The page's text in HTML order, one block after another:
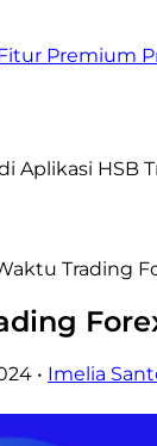
Premium
Aplikasi HSB
Trading
• Imelia